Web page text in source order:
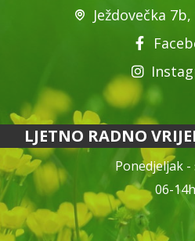
Ježdovečka
LJETNO RADNO
Ponedjeljak
06-14h